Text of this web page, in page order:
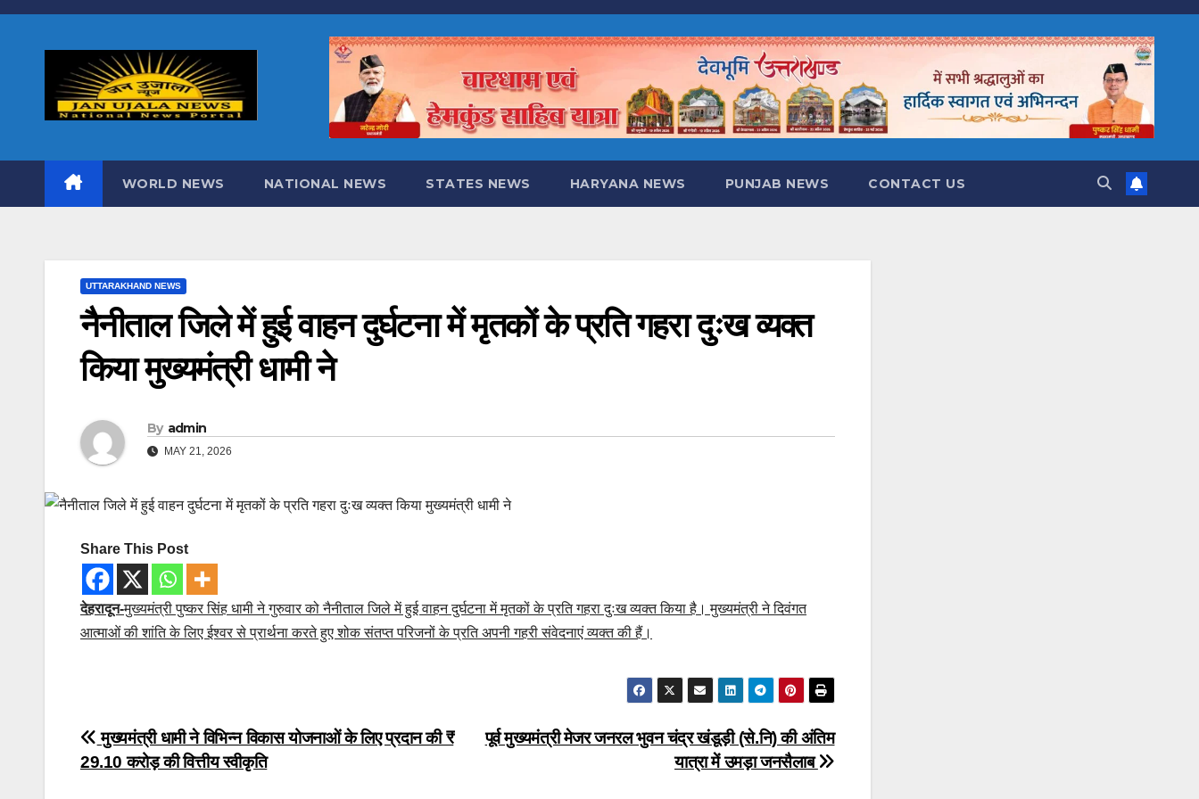
Skip
WORLD NEWS NATIONAL NEWS STATES NEWS HARYANA NEWS PUNJAB NEWS CONTACT US
UTTARAKHAND NEWS
नैनीताल जिले में हुई वाहन दुर्घटना में मृतकों के प्रति गहरा दुःख व्यक्त
किया मुख्यमंत्री धामी ने
By admin
MAY 21, 2026
Share This Post
देहरादून-मुख्यमंत्री पुष्कर सिंह धामी ने गुरुवार को नैनीताल जिले में हुई वाहन दुर्घटना में मृतकों के प्रति गहरा दुःख व्यक्त किया है। मुख्यमंत्री ने दिवंगत
आत्माओं की शांति के लिए ईश्वर से प्रार्थना करते हुए शोक संतप्त परिजनों के प्रति अपनी गहरी संवेदनाएं व्यक्त की हैं।
navigation
Post
navigation
पूर्व मुख्यमंत्री मेजर जनरल भुवन चंद्र खंडूड़ी (से.नि) की अंतिम
यात्रा में उमड़ा जनसैलाब
मुख्यमंत्री धामी ने विभिन्न विकास योजनाओं के लिए प्रदान की ₹
29.10 करोड़ की वित्तीय स्वीकृति